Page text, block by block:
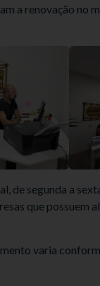
a renovação no
de segunda a
que possuem
varia